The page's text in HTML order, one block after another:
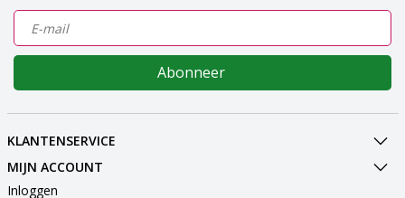
Abonneer
KLANTENSERVICE
MIJN ACCOUNT
Inloggen